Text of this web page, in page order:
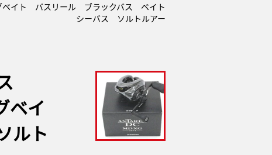
ト バスリール ブラックバス ベイト
シーバス ソルトルアー
イ
ルト